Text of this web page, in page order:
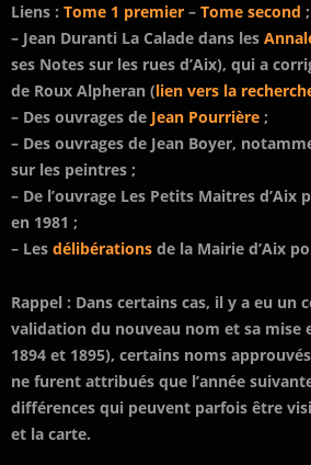
Liens : Tome 1 premier – Tome second ;
– Jean Duranti La Calade dans les
ses Notes sur les rues d’Aix), qui a
de Roux Alpheran (lien vers la
– Des ouvrages de Jean Pourrière ;
– Des ouvrages de Jean Boyer,
sur les peintres ;
– De l’ouvrage Les Petits Maitres d’Aix
en 1981 ;
– Les délibérations de la Mairie d’Aix
Rappel : Dans certains cas, il y a eu un
validation du nouveau nom et sa mise
1894 et 1895), certains noms
ne furent attribués que l’année
différences qui peuvent parfois être
et la carte.